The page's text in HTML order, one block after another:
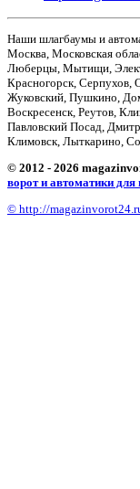
Наши шлагбаумы и
Москва, Московская
Люберцы, Мытищи,
Красногорск, Серпухов,
Жуковский, Пушкино,
Воскресенск, Реутов,
Павловский Посад,
Климовск, Лыткарино,
© 2012 - 2026
ворот и автоматики для
© http://